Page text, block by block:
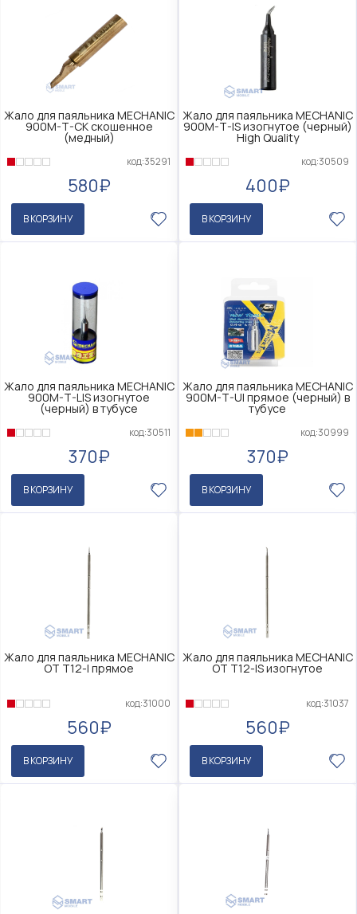
Жало для паяльника MECHANIC
900M-T-CK скошенное
(медный)
код:35291
580₽
В КОРЗИНУ
Жало для паяльника MECHANIC
900M-T-IS изогнутое (черный)
High Quality
код:30509
400₽
В КОРЗИНУ
Жало для паяльника MECHANIC
900M-T-LIS изогнутое
(черный) в тубусе
код:30511
370₽
В КОРЗИНУ
Жало для паяльника MECHANIC
900M-T-UI прямое (черный) в
тубусе
код:30999
370₽
В КОРЗИНУ
Жало для паяльника MECHANIC
OT T12-I прямое
код:31000
560₽
В КОРЗИНУ
Жало для паяльника MECHANIC
OT T12-IS изогнутое
код:31037
560₽
В КОРЗИНУ